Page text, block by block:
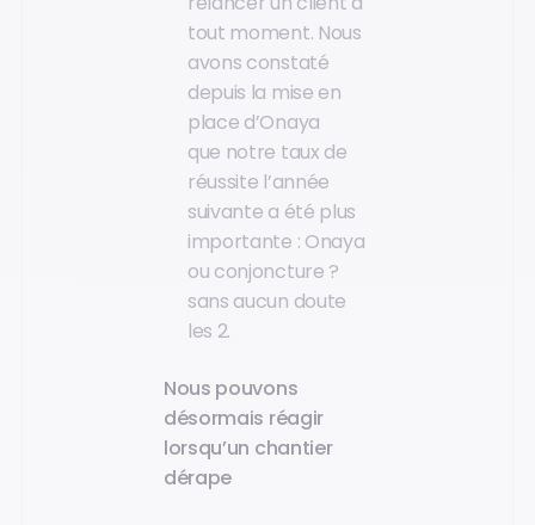
tout moment. Nous
avons constaté
depuis la mise en
place d’Onaya
que notre taux de
réussite l’année
suivante a été plus
importante : Onaya
ou conjoncture ?
sans aucun doute
les 2.
Nous pouvons
désormais réagir
lorsqu’un chantier
dérape